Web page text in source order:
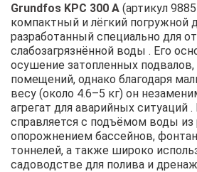
Grundfos KPC 300 A (артикул
компактный и лёгкий погружной
разработанный специально для
слабозагрязнённой воды . Его
осушение затопленных подвалов,
помещений, однако благодаря
весу (около 4.6–5 кг) он
агрегат для аварийных ситуаций .
справляется с подъёмом воды из
опорожнением бассейнов,
тоннелей, а также широко
садоводстве для полива и